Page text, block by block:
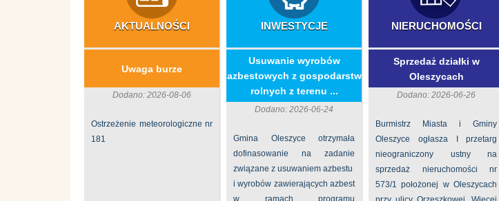
AKTUALNOŚCI
Uwaga burze
Dodano: 2026-08-06
Ostrzeżenie meteorologiczne nr
181
INWESTYCJE
​Usuwanie wyrobów
azbestowych z gospodarstw
rolnych z terenu ...
Dodano: 2026-06-24
Gmina Oleszyce otrzymała
dofinasowanie na zadanie
związane z usuwaniem azbestu
i wyrobów zawierających azbest
w ramach programu
NIERUCHOMOŚCI
Sprzedaż działki w
Oleszycach
Dodano: 2026-06-26
Burmistrz Miasta i Gminy
Oleszyce ogłasza I przetarg
nieograniczony ustny na
sprzedaż nieruchomości nr
573/1 położonej w Oleszycach